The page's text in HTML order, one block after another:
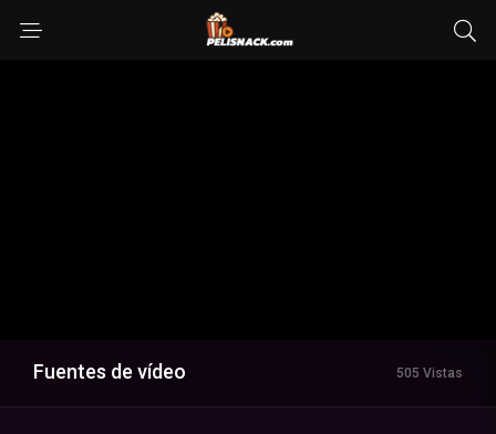
Fuentes de vídeo 505 Vistas